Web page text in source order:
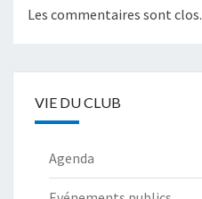
Les commentaires sont clos.
VIE DU CLUB
Agenda